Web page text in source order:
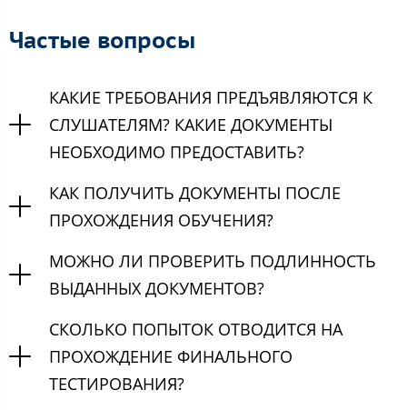
Частые вопросы
КАКИЕ ТРЕБОВАНИЯ ПРЕДЪЯВЛЯЮТСЯ К
СЛУШАТЕЛЯМ? КАКИЕ ДОКУМЕНТЫ
НЕОБХОДИМО ПРЕДОСТАВИТЬ?
КАК ПОЛУЧИТЬ ДОКУМЕНТЫ ПОСЛЕ
ПРОХОЖДЕНИЯ ОБУЧЕНИЯ?
МОЖНО ЛИ ПРОВЕРИТЬ ПОДЛИННОСТЬ
ВЫДАННЫХ ДОКУМЕНТОВ?
СКОЛЬКО ПОПЫТОК ОТВОДИТСЯ НА
ПРОХОЖДЕНИЕ ФИНАЛЬНОГО
ТЕСТИРОВАНИЯ?